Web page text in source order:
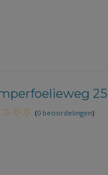
25
(0 beoordelingen)